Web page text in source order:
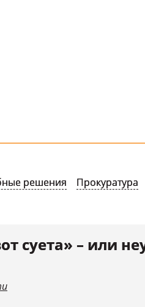
решения Прокуратура
суета» – или